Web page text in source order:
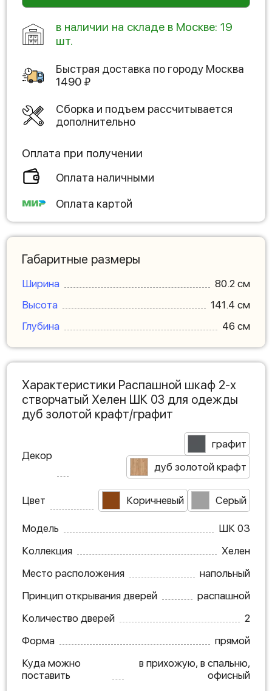
в наличии на складе в Москве: 19
шт.
Быстрая доставка по городу Москва
1490 ₽
Сборка и подъем рассчитывается
дополнительно
Оплата при получении
Оплата наличными
Оплата картой
Габаритные размеры
Ширина
80.2 см
Высота
141.4 см
Глубина
46 см
Характеристики Распашной шкаф 2-х
створчатый Хелен ШК 03 для одежды
дуб золотой крафт/графит
Декор
графит
дуб золотой крафт
Цвет Коричневый Серый
Модель
ШК 03
Коллекция
Хелен
Место расположения
напольный
Принцип открывания дверей
распашной
Количество дверей
2
Форма
прямой
Куда можно
поставить
в прихожую, в спальню,
офисный